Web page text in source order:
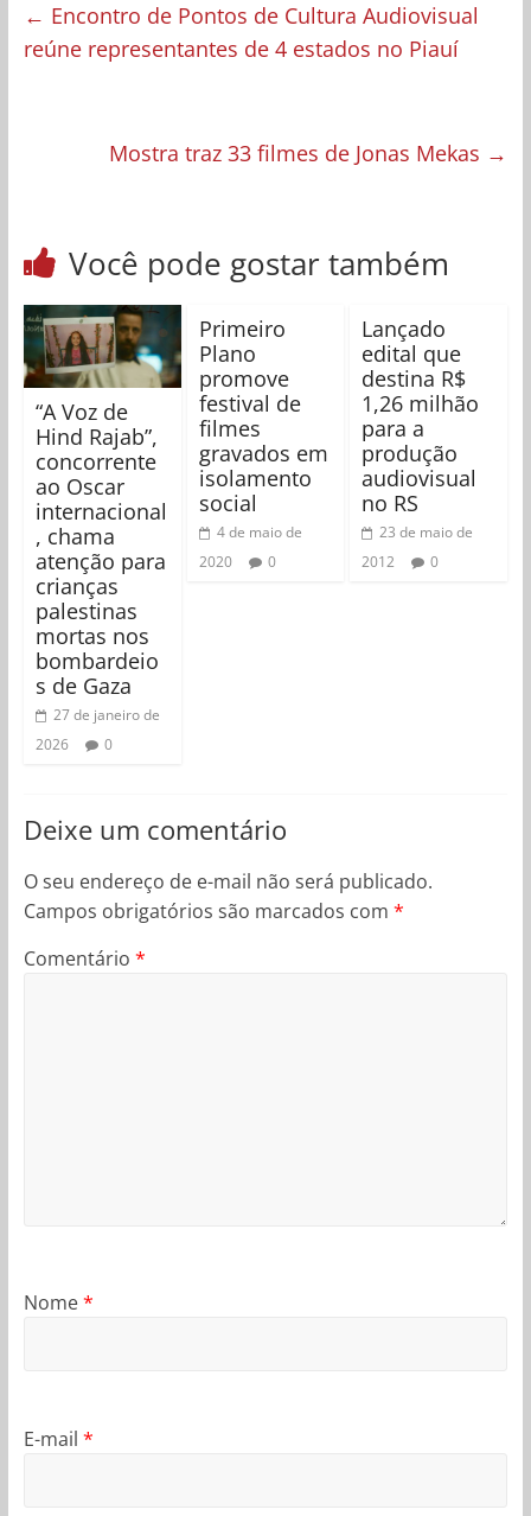
← Encontro de Pontos de Cultura Audiovisual
reúne representantes de 4 estados no Piauí
Mostra traz 33 filmes de Jonas Mekas →
Você pode gostar também
“A Voz de
Hind Rajab”,
concorrente
ao Oscar
internacional
, chama
atenção para
crianças
palestinas
mortas nos
bombardeio
s de Gaza
27 de janeiro de
2026
0
Primeiro
Plano
promove
festival de
filmes
gravados em
isolamento
social
4 de maio de
2020
0
Lançado
edital que
destina R$
1,26 milhão
para a
produção
audiovisual
no RS
23 de maio de
2012
0
Deixe um comentário
O seu endereço de e-mail não será publicado.
Campos obrigatórios são marcados com *
Comentário *
Nome*
E-mail *